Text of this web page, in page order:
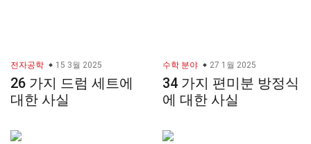
전자공학 15 3월 2025
26 가지 드럼 세트에
대한 사실
수학 분야 27 1월 2025
34 가지 편미분 방정식
에 대한 사실